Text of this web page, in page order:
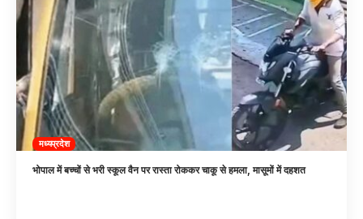
मध्यप्रदेश
भोपाल में बच्चों से भरी स्कूल वैन पर रास्ता रोककर चाकू से हमला, मासूमों में दहशत